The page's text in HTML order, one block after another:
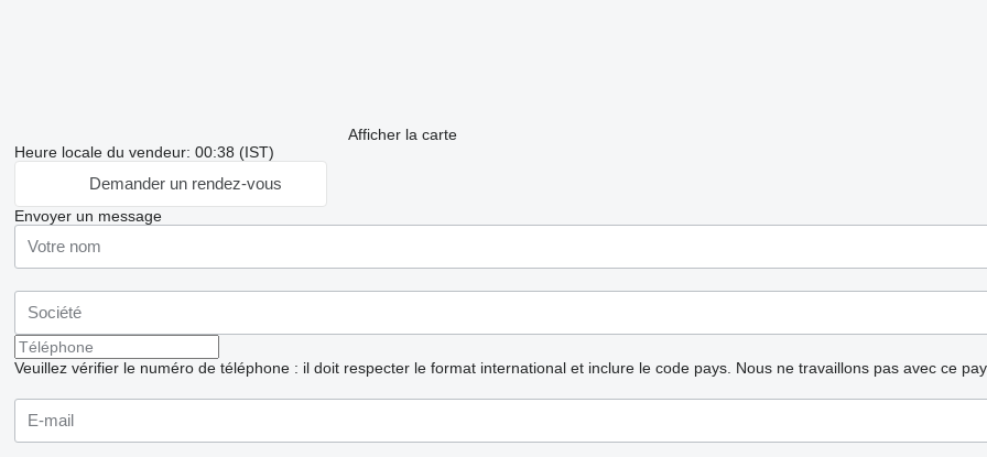
Afficher la carte
Heure locale du vendeur: 00:38 (IST)
Demander un rendez-vous
Envoyer un message
Veuillez vérifier le numéro de téléphone : il doit respecter le format international et inclure le code pays. Nous ne travaillons pas avec ce